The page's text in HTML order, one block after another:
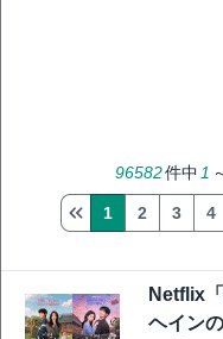
96582件中 1
1 2 3 4
Netflix
ヘイン